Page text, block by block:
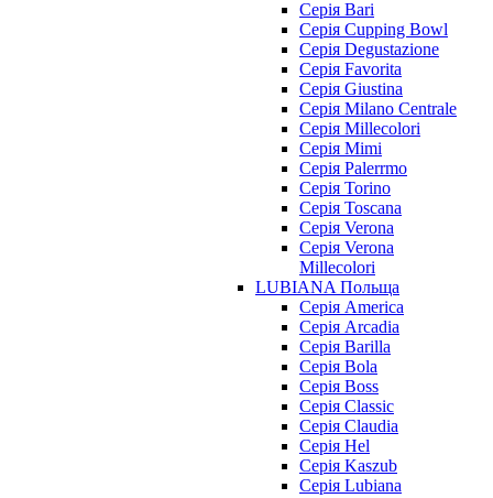
Серія Bari
Серія Cupping Bowl
Серія Degustazione
Серія Favorita
Серія Giustina
Серія Milano Centrale
Серія Millecolori
Серія Mimi
Серія Palerrmo
Серія Torino
Серія Toscana
Серія Verona
Серія Verona
Millecolori
LUBIANA Польща
Серія America
Серія Arcadia
Серія Barilla
Серія Bola
Серія Boss
Серія Classic
Серія Claudia
Серія Hel
Серія Kaszub
Серія Lubiana